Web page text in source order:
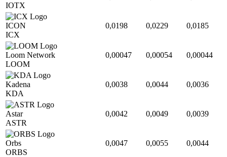
IOTX
ICON
ICX
0,0198 0,0229 0,0185
Loom Network
LOOM
0,00047 0,00054 0,00044
Kadena
KDA
0,0038 0,0044 0,0036
Astar
ASTR
0,0042 0,0049 0,0039
Orbs
ORBS
0,0047 0,0055 0,0044